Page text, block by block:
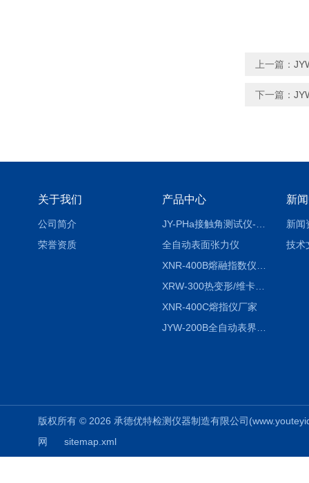
上一篇：
下一篇：
关于我们
公司简介
荣誉资质
产品中心
全自动表面张力仪
XRW-300热变形/维卡软化点温度测定仪
XNR-400C熔指仪厂家
新
新闻
技术
版权所有 © 2026 承德优特检测仪器制造有限公司
网
sitemap.xml